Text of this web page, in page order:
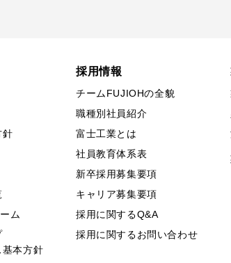
針
ム
基本方針
採用情報
チームFUJIOHの全貌
職種別社員紹介
富士工業とは
社員教育体系表
新卒採用募集要項
キャリア募集要項
採用に関するQ&A
採用に関するお問い合わせ